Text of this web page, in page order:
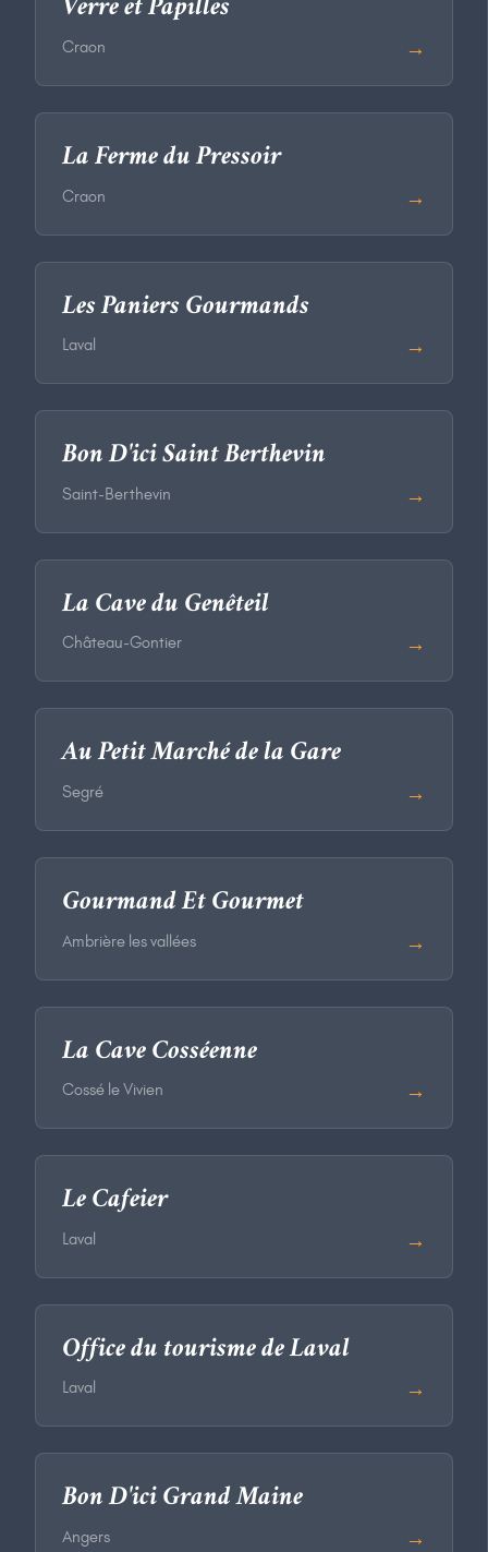
Verre et Papilles
Craon →
La Ferme du Pressoir
Craon →
Les Paniers Gourmands
Laval →
Bon D'ici Saint Berthevin
Saint-Berthevin →
La Cave du Genêteil
Château-Gontier →
Au Petit Marché de la Gare
Segré →
Gourmand Et Gourmet
Ambrière les vallées →
La Cave Cosséenne
Cossé le Vivien →
Le Cafeier
Laval →
Office du tourisme de Laval
Laval →
Bon D'ici Grand Maine
Angers →